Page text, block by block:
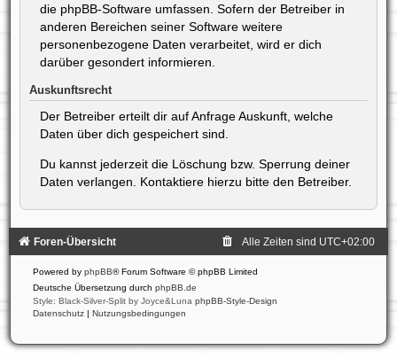
die phpBB-Software umfassen. Sofern der Betreiber in
anderen Bereichen seiner Software weitere
personenbezogene Daten verarbeitet, wird er dich
darüber gesondert informieren.
Auskunftsrecht
Der Betreiber erteilt dir auf Anfrage Auskunft, welche
Daten über dich gespeichert sind.
Du kannst jederzeit die Löschung bzw. Sperrung deiner
Daten verlangen. Kontaktiere hierzu bitte den Betreiber.
Foren-Übersicht Alle Zeiten sind UTC+02:00
Powered by phpBB® Forum Software © phpBB Limited
Deutsche Übersetzung durch phpBB.de
Style: Black-Silver-Split by Joyce&Luna phpBB-Style-Design
Datenschutz | Nutzungsbedingungen